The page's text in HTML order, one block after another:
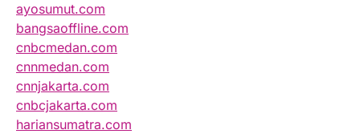
ayosumut.com
bangsaoffline.com
cnbcmedan.com
cnnmedan.com
cnnjakarta.com
cnbcjakarta.com
hariansumatra.com